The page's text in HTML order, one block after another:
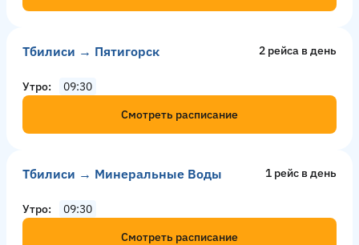
Тбилиси → Пятигорск 2 рейсa в день
Утро
09:30
Смотреть расписание
Тбилиси → Минеральные Воды 1 рейс в день
Утро
09:30
Смотреть расписание